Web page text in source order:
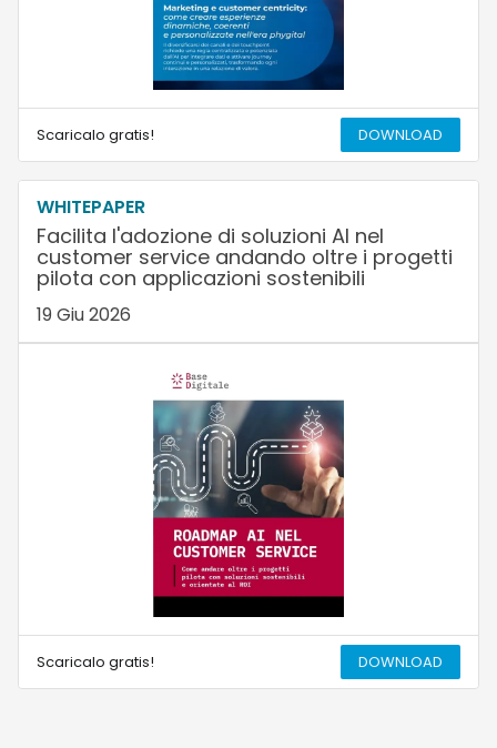
Scaricalo gratis! DOWNLOAD
WHITEPAPER
Facilita l'adozione di soluzioni AI nel
customer service andando oltre i progetti
pilota con applicazioni sostenibili
19 Giu 2026
Scaricalo gratis! DOWNLOAD